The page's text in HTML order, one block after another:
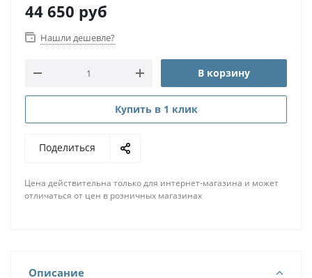
44 650 руб
Нашли дешевле?
В корзину
Купить в 1 клик
Поделиться
Цена действительна только для интернет-магазина и может
отличаться от цен в розничных магазинах
Описание